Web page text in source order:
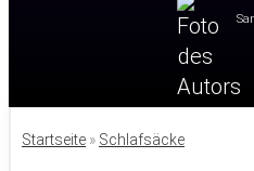
Startseite » Schlafsäcke